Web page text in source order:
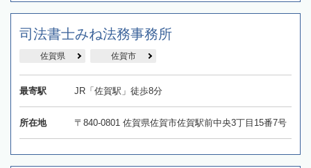
司法書士みね法務事務所
佐賀県 佐賀市
最寄駅 JR「佐賀駅」徒歩8分
所在地 〒840-0801 佐賀県佐賀市佐賀駅前中央3丁目15番7号